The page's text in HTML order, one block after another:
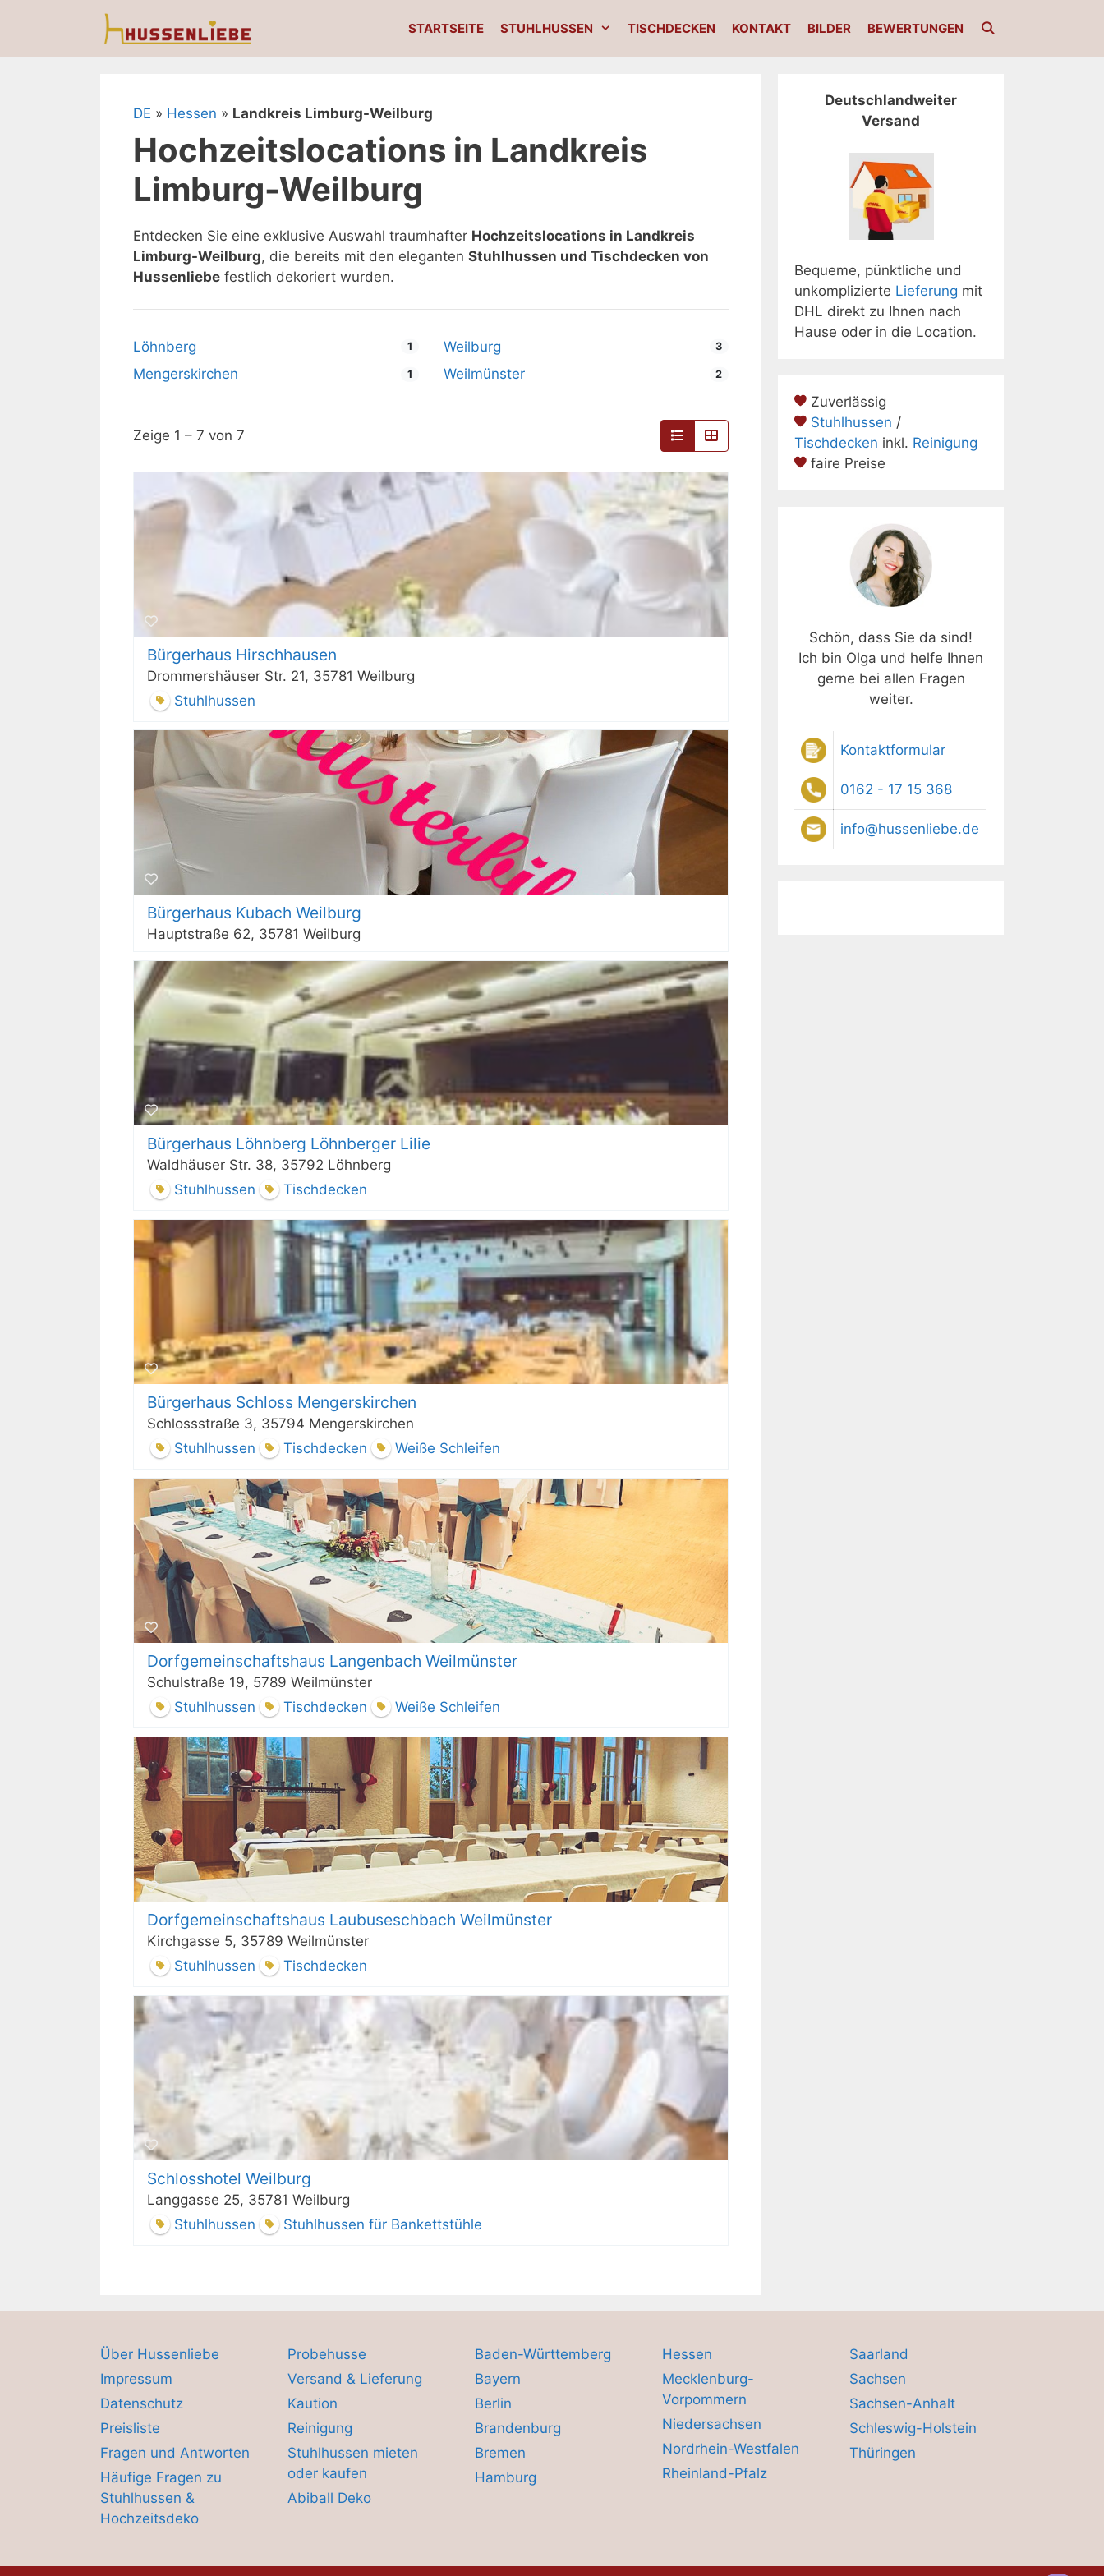
STARTSEITE STUHLHUSSEN TISCHDECKEN KONTAKT BILDER BEWERTUNGEN
DE » Hessen » Landkreis Limburg-Weilburg
Hochzeitslocations in Landkreis
Limburg-Weilburg
Entdecken Sie eine exklusive Auswahl traumhafter Hochzeitslocations in Landkreis
Limburg-Weilburg, die bereits mit den eleganten Stuhlhussen und Tischdecken von
Hussenliebe festlich dekoriert wurden.
Löhnberg 1
Mengerskirchen 1
Weilburg 3
Weilmünster 2
Zeige 1 – 7 von 7
Bürgerhaus Hirschhausen
Drommershäuser Str. 21, 35781 Weilburg
Stuhlhussen
Bürgerhaus Kubach Weilburg
Hauptstraße 62, 35781 Weilburg
Bürgerhaus Löhnberg Löhnberger Lilie
Waldhäuser Str. 38, 35792 Löhnberg
Stuhlhussen
Tischdecken
Bürgerhaus Schloss Mengerskirchen
Schlossstraße 3, 35794 Mengerskirchen
Stuhlhussen
Tischdecken Weiße Schleifen
Dorfgemeinschaftshaus Langenbach Weilmünster
Schulstraße 19, 5789 Weilmünster
Stuhlhussen
Tischdecken Weiße Schleifen
Dorfgemeinschaftshaus Laubuseschbach Weilmünster
Kirchgasse 5, 35789 Weilmünster
Stuhlhussen
Tischdecken
Schlosshotel Weilburg
Langgasse 25, 35781 Weilburg
Stuhlhussen
Stuhlhussen für Bankettstühle
Deutschlandweiter
Versand
Bequeme, pünktliche und
unkomplizierte Lieferung mit
DHL direkt zu Ihnen nach
Hause oder in die Location.
Zuverlässig
Stuhlhussen /
Tischdecken inkl. Reinigung
faire Preise
Schön, dass Sie da sind!
Ich bin Olga und helfe Ihnen
gerne bei allen Fragen
weiter.
Kontaktformular
0162 - 17 15 368
info@hussenliebe.de
Über Hussenliebe
Impressum
Datenschutz
Preisliste
Fragen und Antworten
Häufige Fragen zu
Stuhlhussen &
Hochzeitsdeko
Probehusse
Versand & Lieferung
Kaution
Reinigung
Stuhlhussen mieten
oder kaufen
Abiball Deko
Baden-Württemberg
Bayern
Berlin
Brandenburg
Bremen
Hamburg
Hessen
Mecklenburg-
Vorpommern
Niedersachsen
Nordrhein-Westfalen
Rheinland-Pfalz
Saarland
Sachsen
Sachsen-Anhalt
Schleswig-Holstein
Thüringen